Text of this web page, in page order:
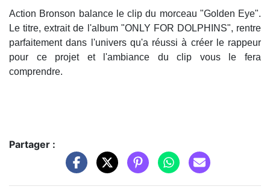
Action Bronson balance le clip du morceau "Golden Eye".
Le titre, extrait de l'album "ONLY FOR DOLPHINS", rentre
parfaitement dans l'univers qu'a réussi à créer le rappeur
pour ce projet et l'ambiance du clip vous le fera
comprendre.
Partager :